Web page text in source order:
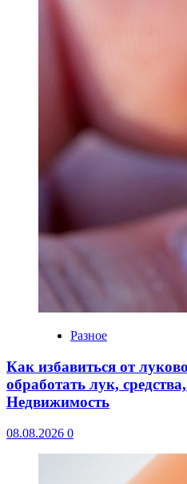
Разное
Как избавиться от
обработать лук,
Недвижимость
08.08.2026 0